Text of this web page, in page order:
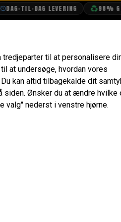
TIL-DAG LEVERING 98%
Glas - Krom Højre
Varen er ikke på lager. Ca. 14
til at personalisere
at undersøge, hvordan vores
kan altid tilbagekalde dit
siden. Ønsker du at ændre hvilke
valg" nederst i venstre hjørne.